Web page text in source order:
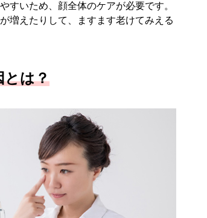
すいため、顔全体のケアが必要です。
増えたりして、ますます老けてみえる
とは？